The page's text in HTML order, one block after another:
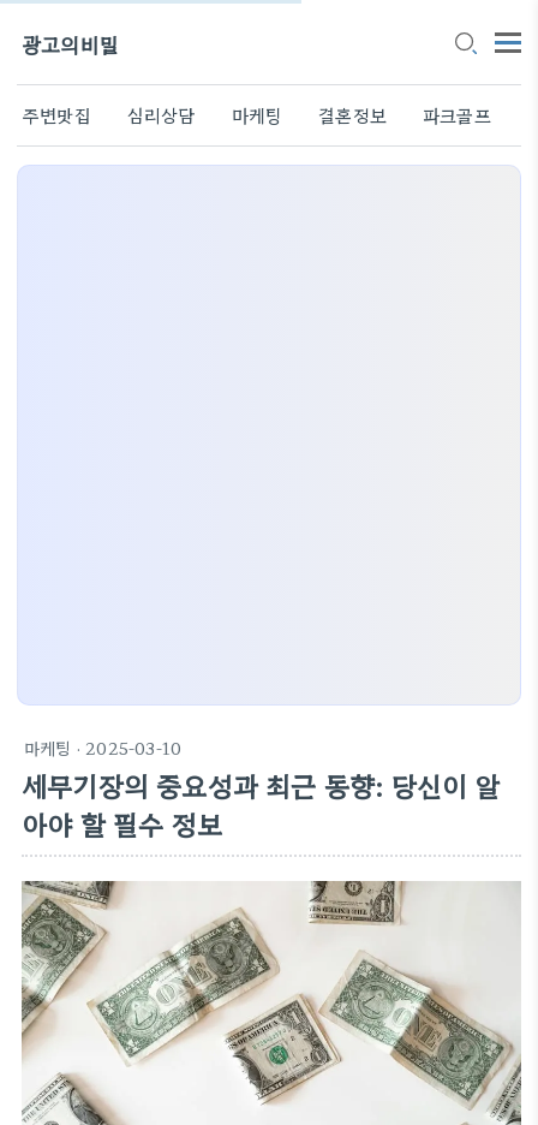
광고의비밀
주변맛집 심리상담 마케팅 결혼정보 파크골프
마케팅 · 2025-03-10
세무기장의 중요성과 최근 동향: 당신이 알
아야 할 필수 정보